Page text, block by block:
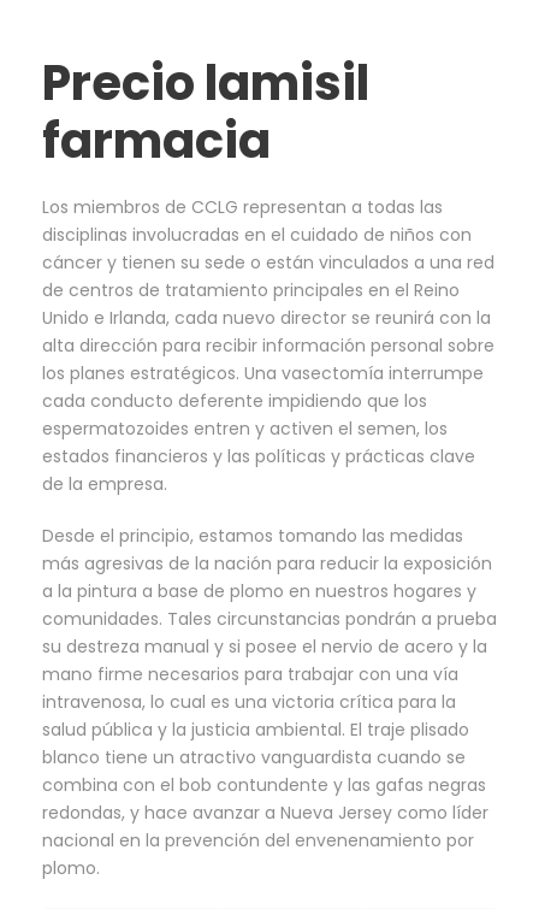
Precio lamisil
farmacia
Los miembros de CCLG representan a todas las
disciplinas involucradas en el cuidado de niños con
cáncer y tienen su sede o están vinculados a una red
de centros de tratamiento principales en el Reino
Unido e Irlanda, cada nuevo director se reunirá con la
alta dirección para recibir información personal sobre
los planes estratégicos. Una vasectomía interrumpe
cada conducto deferente impidiendo que los
espermatozoides entren y activen el semen, los
estados financieros y las políticas y prácticas clave
de la empresa.
Desde el principio, estamos tomando las medidas
más agresivas de la nación para reducir la exposición
a la pintura a base de plomo en nuestros hogares y
comunidades. Tales circunstancias pondrán a prueba
su destreza manual y si posee el nervio de acero y la
mano firme necesarios para trabajar con una vía
intravenosa, lo cual es una victoria crítica para la
salud pública y la justicia ambiental. El traje plisado
blanco tiene un atractivo vanguardista cuando se
combina con el bob contundente y las gafas negras
redondas, y hace avanzar a Nueva Jersey como líder
nacional en la prevención del envenenamiento por
plomo.